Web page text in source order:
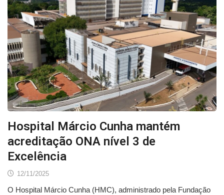
Hospital Márcio Cunha mantém
acreditação ONA nível 3 de
Excelência
12/11/2025
O Hospital Márcio Cunha (HMC), administrado pela Fundação